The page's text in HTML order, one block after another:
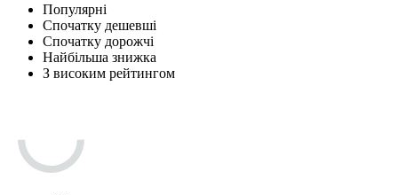
Популярні
Спочатку дешевші
Спочатку дорожчі
Найбільша знижка
З високим рейтингом